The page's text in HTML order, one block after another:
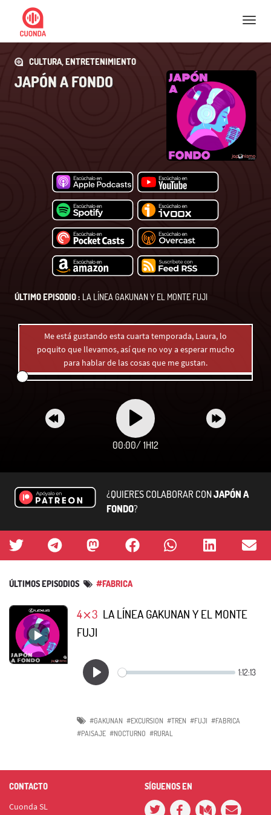
Nav
CULTURA, ENTRETENIMIENTO
JAPÓN A FONDO
ÚLTIMO EPISODIO : LA LÍNEA GAKUNAN Y EL MONTE FUJI
Me está gustando esta cuarta temporada, Laura, lo
poquito que llevamos, así que no voy a esperar mucho
para hablar de las cosas que me gustan.
00:00/ 1H12
¿QUIERES COLABORAR CONJAPÓN A
FONDO?
ÚLTIMOS EPISODIOS #FABRICA
4⨯3 LA LÍNEA GAKUNAN Y EL MONTE
FUJI
#GAKUNAN #EXCURSION #TREN #FUJI #FABRICA
#PAISAJE #NOCTURNO #RURAL
CONTACTO
Cuonda SL
SÍGUENOS EN